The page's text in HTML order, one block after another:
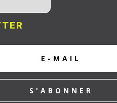
S'ABONNER